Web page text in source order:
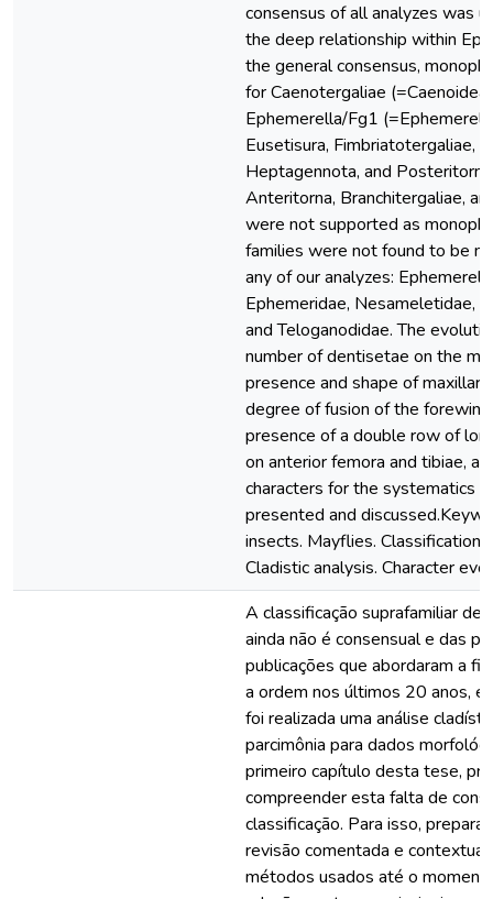
consensus of all analyzes was
the deep relationship within
the general consensus,
for Caenotergaliae
Ephemerella/Fg1
Eusetisura, Fimbriatotergaliae,
Heptagennota, and
Anteritorna, Branchitergaliae,
were not supported as
families were not found to be
any of our analyzes:
Ephemeridae, Nesameletidae,
and Teloganodidae. The
number of dentisetae on the
presence and shape of
degree of fusion of the
presence of a double row of
on anterior femora and tibiae,
characters for the systematics
presented and
insects. Mayflies. Classification.
Cladistic analysis. Character
A classificação suprafamiliar de
ainda não é consensual e das
publicações que abordaram a
a ordem nos últimos 20 anos,
foi realizada uma análise
parcimônia para dados
primeiro capítulo desta tese,
compreender esta falta de
classificação. Para isso,
revisão comentada e
métodos usados até o